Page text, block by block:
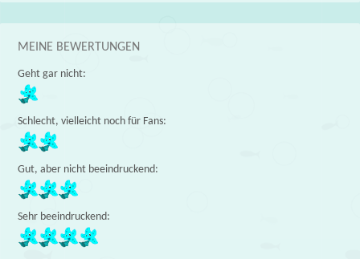
MEINE BEWERTUNGEN
Geht gar nicht:
Schlecht, vielleicht noch für Fans:
Gut, aber nicht beeindruckend:
Sehr beeindruckend: